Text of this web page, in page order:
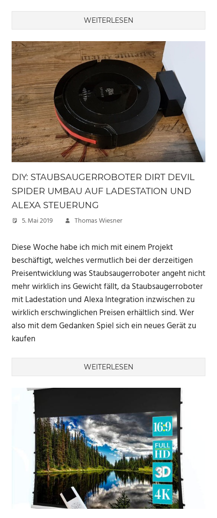
WEITERLESEN
DIY: STAUBSAUGERROBOTER DIRT DEVIL
SPIDER UMBAU AUF LADESTATION UND
ALEXA STEUERUNG
5. Mai 2019 Thomas Wiesner
Diese Woche habe ich mich mit einem Projekt
beschäftigt, welches vermutlich bei der derzeitigen
Preisentwicklung was Staubsaugerroboter angeht nicht
mehr wirklich ins Gewicht fällt, da Staubsaugerroboter
mit Ladestation und Alexa Integration inzwischen zu
wirklich erschwinglichen Preisen erhältlich sind. Wer
also mit dem Gedanken Spiel sich ein neues Gerät zu
kaufen
WEITERLESEN